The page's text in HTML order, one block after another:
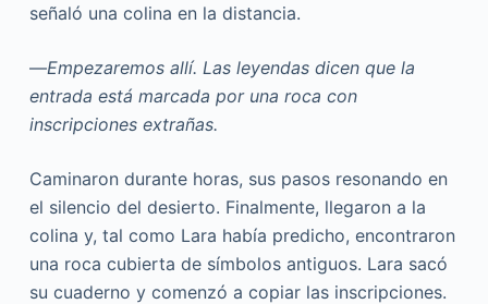
señaló una colina en la distancia.
—Empezaremos allí. Las leyendas dicen que la
entrada está marcada por una roca con
inscripciones extrañas.
Caminaron durante horas, sus pasos resonando en
el silencio del desierto. Finalmente, llegaron a la
colina y, tal como Lara había predicho, encontraron
una roca cubierta de símbolos antiguos. Lara sacó
su cuaderno y comenzó a copiar las inscripciones.